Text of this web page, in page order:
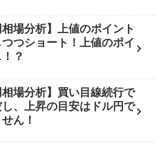
相場分析】上値のポイント
つショート！上値のポイ
？
相場分析】買い目線続行で
、上昇の目安はドル円で
ん！